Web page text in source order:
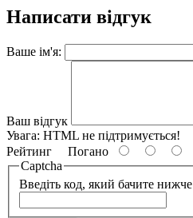
Написати відгук
Ваше ім'я:
Ваш відгук
Увага: HTML не підтримується!
Рейтинг Погано
Captcha
Введіть код, який бачите нижче